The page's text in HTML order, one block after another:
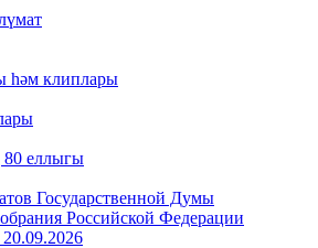
һәм клиплары
еллыгы
Государственной Думы
Российской Федерации
20.09.2026